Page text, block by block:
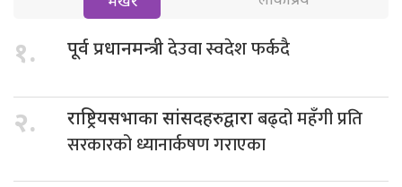
१. पूर्व प्रधानमन्त्रीदेउवा स्वदेश फर्कदै
२. राष्ट्रियसभाका सांसदहरुद्वाराबढ्दो महँगी प्रति
सरकारको ध्यानार्कषण गराएका